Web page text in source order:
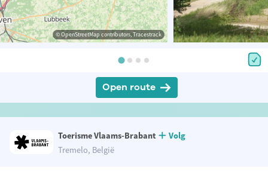
© OpenStreetMap contributors, Tracestrack
Open route
Toerisme Vlaams-Brabant
Volg
Tremelo, België